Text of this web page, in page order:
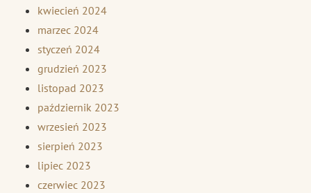
kwiecień 2024
marzec 2024
styczeń 2024
grudzień 2023
listopad 2023
październik 2023
wrzesień 2023
sierpień 2023
lipiec 2023
czerwiec 2023